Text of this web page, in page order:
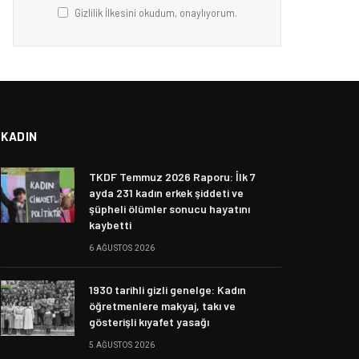
Gizlilik İlkesini okudum, onaylıyorum.
KADIN
TKDF Temmuz 2026 Raporu: İlk 7
ayda 231 kadın erkek şiddeti ve
şüpheli ölümler sonucu hayatını
kaybetti
6 AĞUSTOS 2026
1930 tarihli gizli genelge: Kadın
öğretmenlere makyaj, takı ve
gösterişli kıyafet yasağı
5 AĞUSTOS 2026